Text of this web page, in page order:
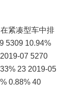
紧凑型车中排
5309 10.94%
07 5270
23 2019-05
0.88% 40